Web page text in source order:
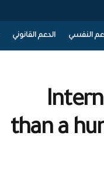
النفسي الدعم القانوني
than a